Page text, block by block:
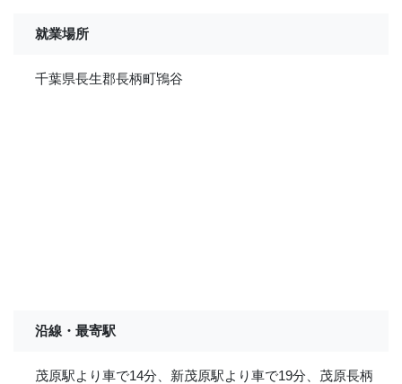
就業場所
千葉県長生郡長柄町鴇谷
沿線・最寄駅
茂原駅より車で14分、新茂原駅より車で19分、茂原長柄